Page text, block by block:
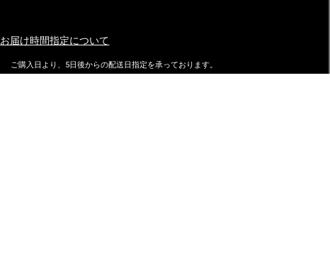
お届け時間指定について
ご購入日より、5日後からの配送日指定を承っております。